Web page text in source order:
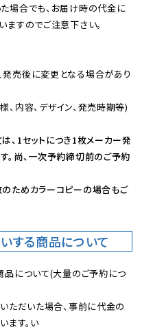
場合でも、お届け時の代金に
ますのでご注意下さい。
売後に変更となる場合があり
内容、デザイン、発売時期等)
1セットにつき1枚メーカー発
。尚、一次予約締切前のご予約
ためカラーコピーの場合もご
する商品について
について(大量のご予約につ
ただいた場合、事前に代金の
ます。い